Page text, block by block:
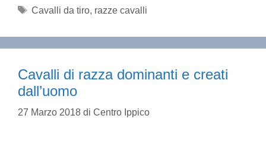
Tag
Cavalli da tiro, razze cavalli
Cavalli di razza dominanti e creati
dall’uomo
27 Marzo 2018 di Centro Ippico